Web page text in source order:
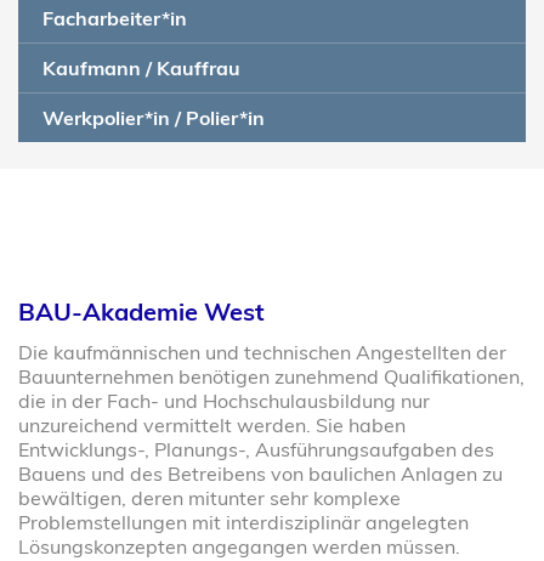
Facharbeiter*in
Kaufmann / Kauffrau
Werkpolier*in / Polier*in
BAU-Akademie West
Die kaufmännischen und technischen Angestellten der
Bauunternehmen benötigen zunehmend Qualifikationen,
die in der Fach- und Hochschulausbildung nur
unzureichend vermittelt werden. Sie haben
Entwicklungs-, Planungs-, Ausführungsaufgaben des
Bauens und des Betreibens von baulichen Anlagen zu
bewältigen, deren mitunter sehr komplexe
Problemstellungen mit interdisziplinär angelegten
Lösungskonzepten angegangen werden müssen.